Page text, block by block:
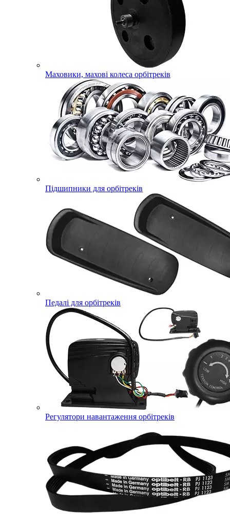
Маховики, махові колеса орбітреків
Підшипники для орбітреків
Педалі для орбітреків
Регулятори навантаження орбітреків